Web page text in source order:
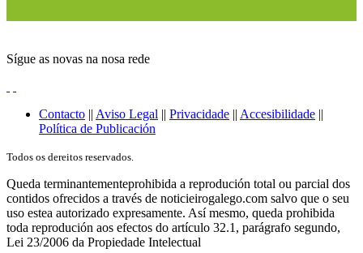
Sígue as novas na nosa rede
Contacto || Aviso Legal || Privacidade || Accesibilidade ||
Política de Publicación
Todos os dereitos reservados.
Queda terminantementeprohibida a reprodución total ou parcial dos
contidos ofrecidos a través de noticieirogalego.com salvo que o seu
uso estea autorizado expresamente. Así mesmo, queda prohibida
toda reprodución aos efectos do artículo 32.1, parágrafo segundo,
Lei 23/2006 da Propiedade Intelectual